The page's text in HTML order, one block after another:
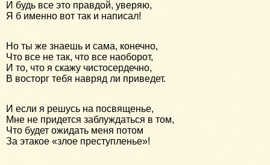
И будь все это правдой, уверяю,
Я б именно вот так и написал!
Но ты же знаешь и сама, конечно,
Что все не так, что все наоборот,
И то, что я скажу чистосердечно,
В восторг тебя навряд ли приведет.
И если я решусь на посвященье,
Мне не придется заблуждаться в том,
Что будет ожидать меня потом
За этакое «злое преступленье»!